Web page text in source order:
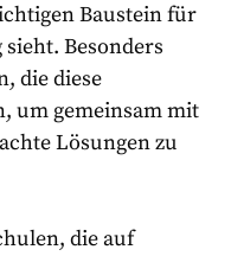
Baustein für
Besonders
die diese
um gemeinsam mit
Lösungen zu
die auf